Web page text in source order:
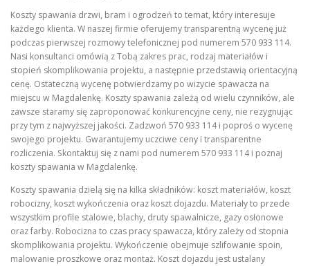
Koszty spawania drzwi, bram i ogrodzeń to temat, który interesuje
każdego klienta. W naszej firmie oferujemy transparentną wycenę już
podczas pierwszej rozmowy telefonicznej pod numerem 570 933 114.
Nasi konsultanci omówią z Tobą zakres prac, rodzaj materiałów i
stopień skomplikowania projektu, a następnie przedstawią orientacyjną
cenę. Ostateczną wycenę potwierdzamy po wizycie spawacza na
miejscu w Magdalenkę. Koszty spawania zależą od wielu czynników, ale
zawsze staramy się zaproponować konkurencyjne ceny, nie rezygnując
przy tym z najwyższej jakości. Zadzwoń 570 933 114 i poproś o wycenę
swojego projektu. Gwarantujemy uczciwe ceny i transparentne
rozliczenia. Skontaktuj się z nami pod numerem 570 933 114 i poznaj
koszty spawania w Magdalenkę.
Koszty spawania dzielą się na kilka składników: koszt materiałów, koszt
robocizny, koszt wykończenia oraz koszt dojazdu. Materiały to przede
wszystkim profile stalowe, blachy, druty spawalnicze, gazy osłonowe
oraz farby. Robocizna to czas pracy spawacza, który zależy od stopnia
skomplikowania projektu. Wykończenie obejmuje szlifowanie spoin,
malowanie proszkowe oraz montaż. Koszt dojazdu jest ustalany